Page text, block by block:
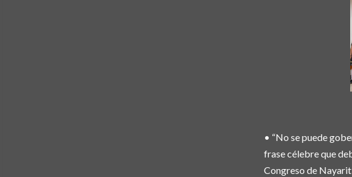
• “No se puede
frase célebre que
Congreso de Nayarit